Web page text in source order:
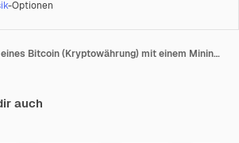
-Optionen
Nahaufnahme eines Bitcoin (Kryptowährung) mit einem Mining-Emblem auf der digitalen Währung und Verschlüsselungsschaltkreisen.
auch